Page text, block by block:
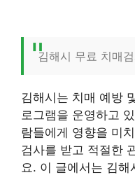
김해시 무료 치매
김해시는 치매 예방
로그램을 운영하고
람들에게 영향을 미
검사를 받고 적절한
요. 이 글에서는 김해